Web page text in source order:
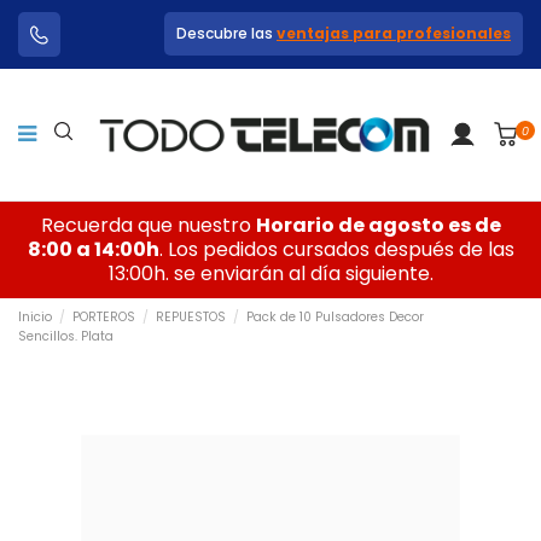
Descubre las ventajas para profesionales
0
Recuerda que nuestro Horario de agosto es de
8:00 a 14:00h. Los pedidos cursados después de las
13:00h. se enviarán al día siguiente.
Inicio PORTEROS REPUESTOS
Pack de 10 Pulsadores Decor
Sencillos. Plata